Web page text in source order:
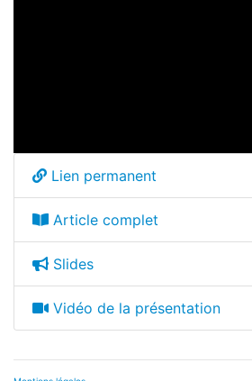
Lien permanent
Article complet
Slides
Vidéo de la présentation